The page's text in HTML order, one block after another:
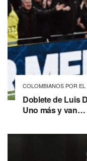
COLOMBIANOS POR EL
Doblete de Luis
Uno más y van…